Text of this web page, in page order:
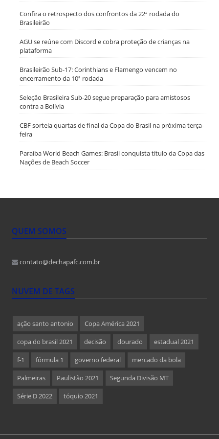
Confira o retrospecto dos confrontos da 22ª rodada do
Brasileirão
AGU se reúne com Discord e cobra proteção de crianças na
plataforma
Brasileirão Sub-17: Corinthians e Flamengo vencem no
encerramento da 10ª rodada
Seleção Brasileira Sub-20 segue preparação para amistosos
contra a Bolívia
CBF sorteia quartas de final da Copa do Brasil na próxima terça-
feira
Paraíba World Beach Games: Brasil conquista título da Copa das
Nações de Beach Soccer
QUEM SOMOS
contato@dechapafc.com.br
NUVEM DE TAGS
ação santo antonio Copa América 2021
copa do brasil 2021 decisão dourado estadual 2021
f-1 fórmula 1 governo federal mercado da bola
Palmeiras Paulistão 2021 Segunda Divisão MT
Série D 2022 tóquio 2021